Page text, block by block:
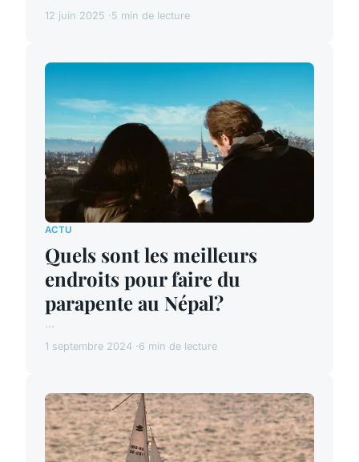
12 juin 2025 5 min de lecture
ACTU
Quels sont les meilleurs
endroits pour faire du
parapente au Népal?
...
1 septembre 2024 6 min de lecture